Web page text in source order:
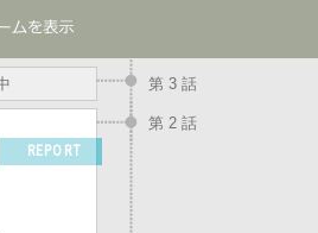
第 3 話
第 2 話
REPORT